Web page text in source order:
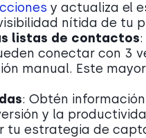
y actualiza el
nítida de tu
listas de contactos
conectar con 3
manual. Este
: Obtén
y la
tu estrategia de